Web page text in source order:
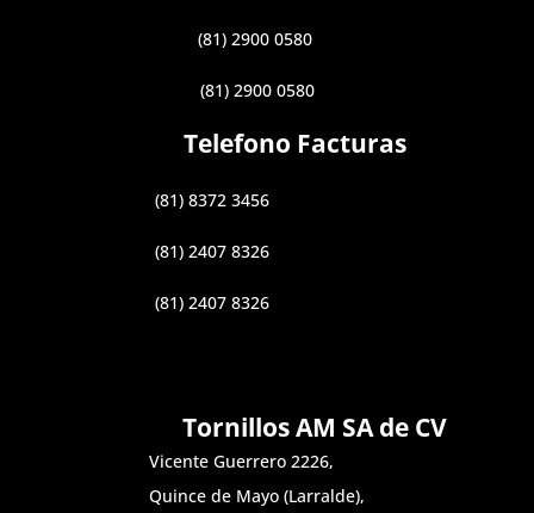
(81) 2900 0580
(81) 2900 0580
Telefono Facturas
(81) 8372 3456
(81) 2407 8326
(81) 2407 8326
Tornillos AM SA de CV
Vicente Guerrero 2226,
Quince de Mayo (Larralde),